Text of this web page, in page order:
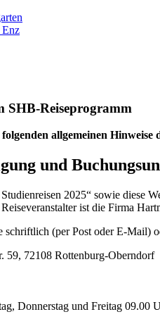
Enz
SHB-Reiseprogramm
allgemeinen
und
2025“ sowie diese
ist die Firma
(per Post oder E-Mail)
59, 72108 Rottenburg-Oberndorf
Donnerstag und Freitag